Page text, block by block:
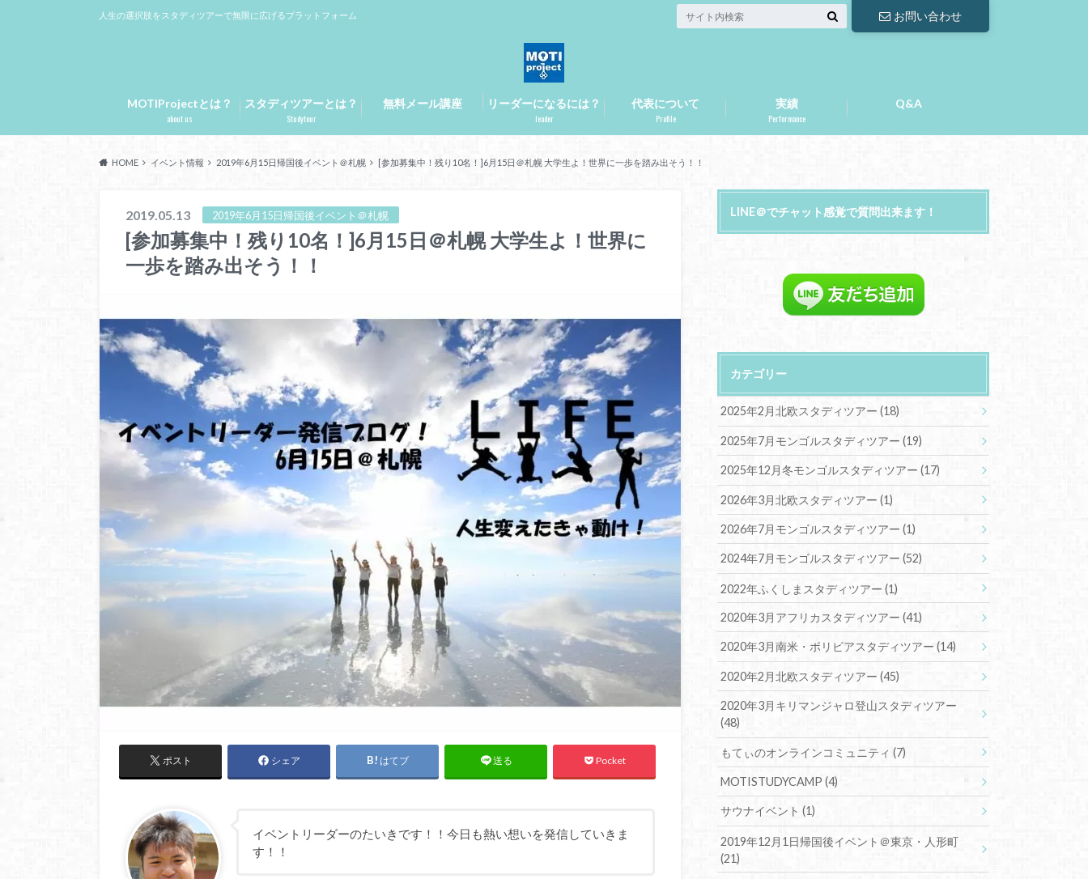
人生の選択肢をスタディツアーで無限に広げるプラットフォーム お問い合わせ
MOTIProjectとは？
about us
スタディツアーとは？
Studytour
無料メール講座 リーダーになるには？
leader
代表について
Profile
実績
Performance
Q&A
HOME イベント情報 2019年6月15日帰国後イベント＠札幌 [参加募集中！残り10名！]6月15日＠札幌 大学生よ！世界に一歩を踏み出そう！！
2019.05.13 2019年6月15日帰国後イベント＠札幌
[参加募集中！残り10名！]6月15日＠札幌 大学生よ！世界に
一歩を踏み出そう！！
ポスト シェア はてブ 送る Pocket
イベントリーダーのたいきです！！今日も熱い想いを発信していきま
す！！
LINE＠でチャット感覚で質問出来ます！
カテゴリー
2025年2月北欧スタディツアー(18)
2025年7月モンゴルスタディツアー(19)
2025年12月冬モンゴルスタディツアー(17)
2026年3月北欧スタディツアー(1)
2026年7月モンゴルスタディツアー(1)
2024年7月モンゴルスタディツアー(52)
2022年ふくしまスタディツアー(1)
2020年3月アフリカスタディツアー(41)
2020年3月南米・ボリビアスタディツアー(14)
2020年2月北欧スタディツアー(45)
2020年3月キリマンジャロ登山スタディツアー
(48)
もてぃのオンラインコミュニティ(7)
MOTISTUDYCAMP(4)
サウナイベント(1)
2019年12月1日帰国後イベント＠東京・人形町
(21)